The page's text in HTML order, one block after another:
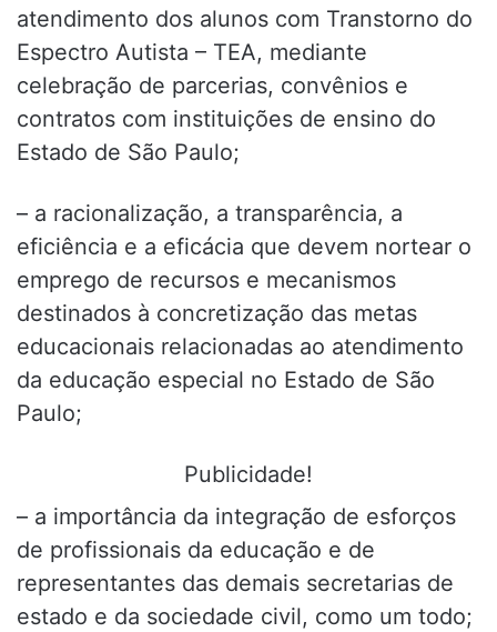
atendimento dos alunos com Transtorno do
Espectro Autista – TEA, mediante
celebração de parcerias, convênios e
contratos com instituições de ensino do
Estado de São Paulo;
– a racionalização, a transparência, a
eficiência e a eficácia que devem nortear o
emprego de recursos e mecanismos
destinados à concretização das metas
educacionais relacionadas ao atendimento
da educação especial no Estado de São
Paulo;
Publicidade!
– a importância da integração de esforços
de profissionais da educação e de
representantes das demais secretarias de
estado e da sociedade civil, como um todo;